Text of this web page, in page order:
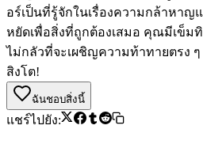
อร์เป็นที่รู้จักในเรื่องความกล้าหา
หยัดเพื่อสิ่งที่ถูกต้องเสมอ คุณมีเข็ม
ไม่กลัวที่จะเผชิญความท้าทายตรง
สิงโต!
ฉันชอบสิ่งนี้
แชร์ไปยัง: